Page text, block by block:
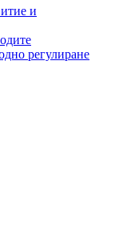
и
регулиране